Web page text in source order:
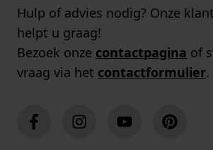
Hulp of advies nodig? Onze
helpt u graag!
Bezoek onze contactpagina of
vraag via het contactformulier.